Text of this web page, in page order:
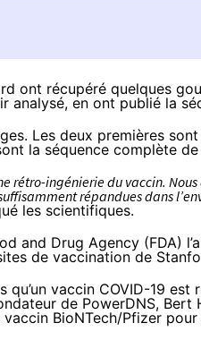
ont récupéré quelques
analysé, en ont publié la
Les deux premières
la séquence complète de
rétro-ingénierie du vaccin.
répandues dans
les scientifiques.
and Drug Agency (FDA)
de vaccination de
qu’un vaccin COVID-19
de PowerDNS,
BioNTech/Pfizer pour